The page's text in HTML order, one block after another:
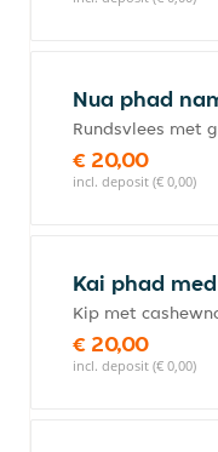
Nua phad
Rundsvlees met
€ 20,00
incl. deposit (€ 0,00)
Kai phad
Kip met
€ 20,00
incl. deposit (€ 0,00)